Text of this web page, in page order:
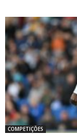
COMPETIÇÕES